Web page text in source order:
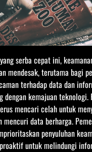
serba cepat ini,
mendesak, terutama bagi
terhadap data dan
dengan kemajuan teknologi.
mencari celah untuk
mencuri data berharga.
penyuluhan
untuk melindungi